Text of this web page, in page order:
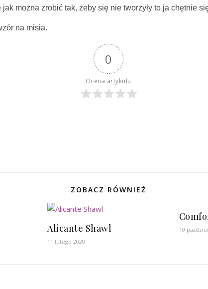
można zrobić tak, żeby się nie tworzyły to ja chętnie
na misia.
0
Ocena artykułu
ZOBACZ RÓWNIEŻ
Alicante Shawl
11 lutego 2020
10